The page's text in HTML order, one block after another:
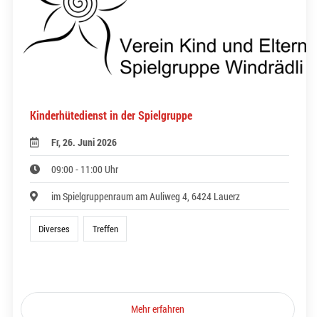
Kinderhütedienst in der Spielgruppe
Fr, 26. Juni 2026
09:00 - 11:00 Uhr
im Spielgruppenraum am Auliweg 4, 6424 Lauerz
Diverses Treffen
Mehr erfahren